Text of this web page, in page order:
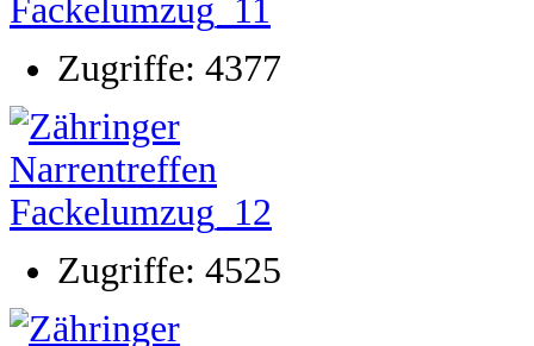
Zugriffe: 4377
Zugriffe: 4525